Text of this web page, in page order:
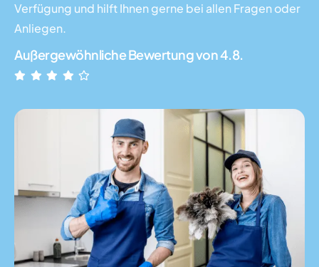
Verfügung und hilft Ihnen gerne bei allen Fragen oder
Anliegen.
Außergewöhnliche Bewertung von 4.8.